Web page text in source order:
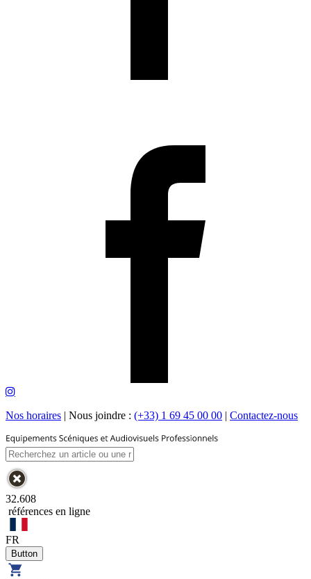
Nos horaires | Nous joindre : (+33) 1 69 45 00 00 | Contactez-nous
32.608
références en ligne
FR